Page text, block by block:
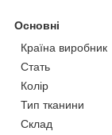
Основні
Країна виробник
Стать
Колір
Тип тканини
Склад